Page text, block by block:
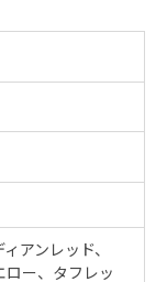
アンレッド、
ロー、タフレッ